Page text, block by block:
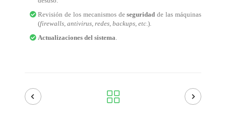
Revisión de los mecanismos deseguridad de las máquinas
(firewalls, antivirus, redes, backups, etc.).
Actualizaciones del sistema.